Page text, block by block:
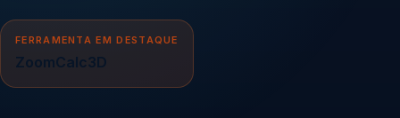
FERRAMENTA EM DESTAQUE
ZoomCalc3D